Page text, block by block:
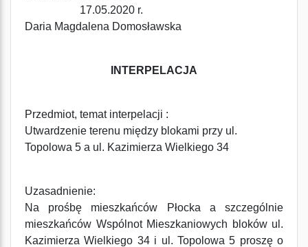
17.05.2020 r.
Daria Magdalena Domosławska
INTERPELACJA
Przedmiot, temat interpelacji :
Utwardzenie terenu między blokami przy ul.
Topolowa 5 a ul. Kazimierza Wielkiego 34
Uzasadnienie:
Na prośbę mieszkańców Płocka a szczególnie
mieszkańców Wspólnot Mieszkaniowych bloków ul.
Kazimierza Wielkiego 34 i ul. Topolowa 5 proszę o